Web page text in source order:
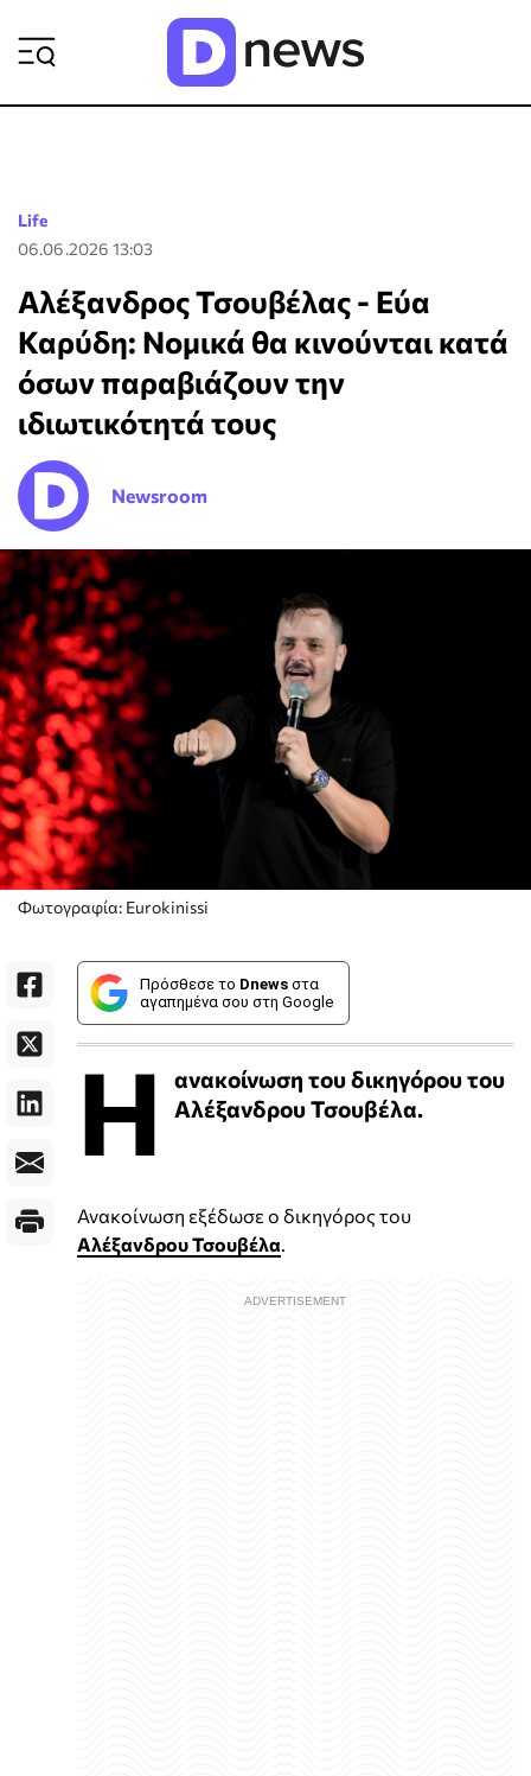
Life
06.06.2026 13:03
Αλέξανδρος Τσουβέλας - Εύα
Καρύδη: Νομικά θα κινούνται κατά
όσων παραβιάζουν την
ιδιωτικότητά τους
Newsroom
Φωτογραφία: Eurokinissi
Πρόσθεσε το Dnews στα
αγαπημένα σου στη Google
Η
ανακοίνωση του δικηγόρου του
Αλέξανδρου Τσουβέλα.
Ανακοίνωση εξέδωσε ο δικηγόρος του
Αλέξανδρου Τσουβέλα